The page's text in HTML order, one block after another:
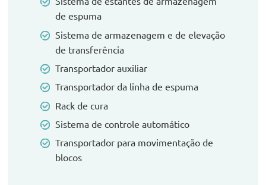
de espuma
Sistema de armazenagem e de elevação
de transferência
Transportador auxiliar
Transportador da linha de espuma
Rack de cura
Sistema de controle automático
Transportador para movimentação de
blocos